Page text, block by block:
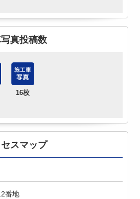
真投稿数
16枚
スマップ
番地